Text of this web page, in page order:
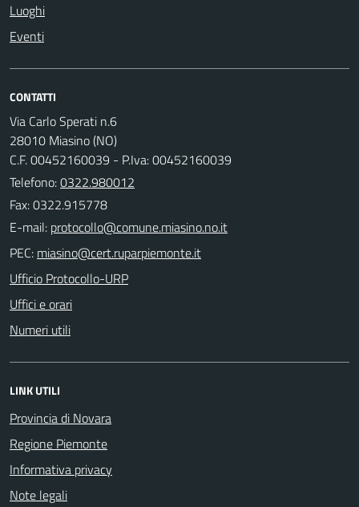
Luoghi
Eventi
CONTATTI
Via Carlo Sperati n.6
28010 Miasino (NO)
C.F. 00452160039 - P.Iva: 00452160039
Telefono:0322.980012
Fax: 0322.915778
E-mail:
PEC:
Ufficio Protocollo-URP
Uffici e orari
Numeri utili
LINK UTILI
Provincia di Novara
Regione Piemonte
Informativa privacy
Note legali